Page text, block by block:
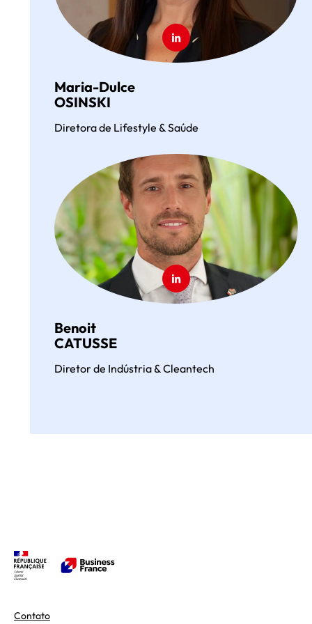
Maria-Dulce
OSINSKI
Diretora de Lifestyle & Saúde
Benoit
CATUSSE
Diretor de Indústria & Cleantech
Contato